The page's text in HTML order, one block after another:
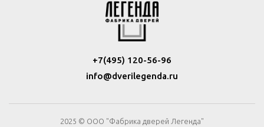
+7(495) 120-56-96
info@dverilegenda.ru
2025 © ООО "Фабрика дверей Легенда"